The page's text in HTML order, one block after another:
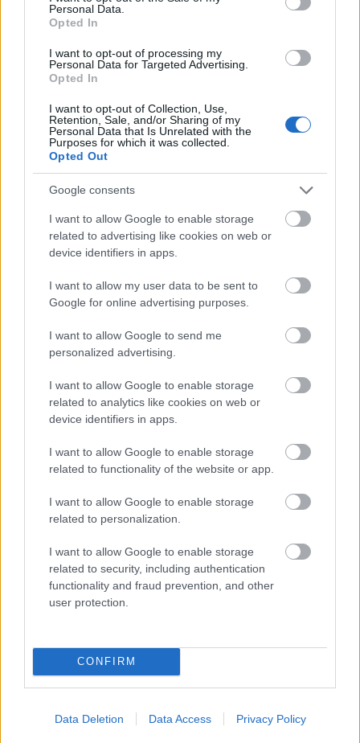
Personal Data.
Opted In
I want to opt-out of processing my
Personal Data for Targeted Advertising.
Opted In
I want to opt-out of Collection, Use,
Retention, Sale, and/or Sharing of my
Personal Data that Is Unrelated with the
Purposes for which it was collected.
Opted Out
Google consents
I want to allow Google to enable storage
related to advertising like cookies on web or
device identifiers in apps.
I want to allow my user data to be sent to
Google for online advertising purposes.
I want to allow Google to send me
personalized advertising.
I want to allow Google to enable storage
related to analytics like cookies on web or
device identifiers in apps.
I want to allow Google to enable storage
related to functionality of the website or app.
I want to allow Google to enable storage
related to personalization.
I want to allow Google to enable storage
related to security, including authentication
functionality and fraud prevention, and other
user protection.
CONFIRM
Data Deletion Data Access Privacy Policy
«Φίλτρο» της ΑΑΔΕ στις τραπεζικές καταθέσεις: Πότε
το χαρτζιλίκι και οι αναλήψεις θεωρούνται κρυφή
Το «ντόνατ» της OpenAI: Όλα όσα ξέρουμε για την
πρώτη της συσκευή με υπογραφή Jony Ive